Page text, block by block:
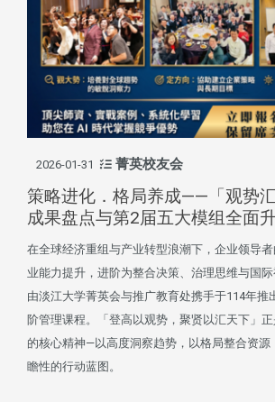
2026-01-31 菁英校友会
策略进化．格局养成——「观势
成果盘点与第2届五大模组全面
在全球经济重组与产业转型浪潮下，企业领导
业能力提升，进阶为整合决策、治理思维与国际
由淡江大学菁英会与推广教育处携手于114年推
阶管理课程。「登高以观势，聚贤以汇天下」
的核心精神—以高度洞察趋势，以格局整合资源
瞻性的行动蓝图。